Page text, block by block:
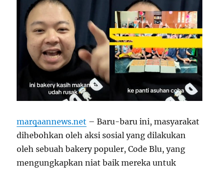
marqaannews.net – Baru-baru ini, masyarakat
dihebohkan oleh aksi sosial yang dilakukan
oleh sebuah bakery populer, Code Blu, yang
mengungkapkan niat baik mereka untuk